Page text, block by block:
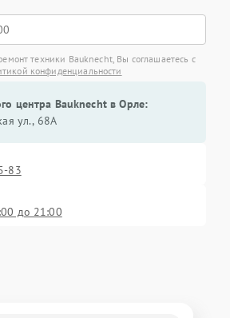
техники Bauknecht, Вы соглашаетесь с
конфиденциальности
центра Bauknecht в Орле:
ул., 68А
83
до 21:00